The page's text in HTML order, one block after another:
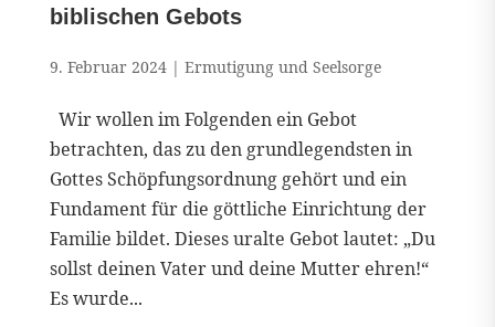
biblischen Gebots
9. Februar 2024| Ermutigung und Seelsorge
Wir wollen im Folgenden ein Gebot
betrachten, das zu den grundlegendsten in
Gottes Schöpfungsordnung gehört und ein
Fundament für die göttliche Einrichtung der
Familie bildet. Dieses uralte Gebot lautet: „Du
sollst deinen Vater und deine Mutter ehren!“
Es wurde...